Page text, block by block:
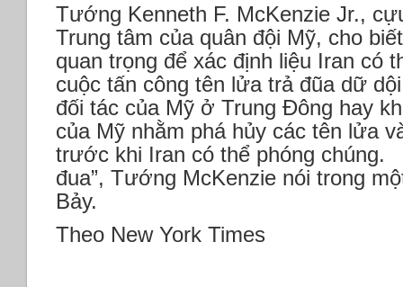
Tướng Kenneth F. McKenzie Jr.,
Trung tâm của quân đội Mỹ, cho
quan trọng để xác định liệu Iran có
cuộc tấn công tên lửa trả đũa dữ
đối tác của Mỹ ở Trung Đông hay
của Mỹ nhằm phá hủy các tên lửa
trước khi Iran có thể phóng chúng.
đua”, Tướng McKenzie nói trong
Bảy.
Theo New York Times